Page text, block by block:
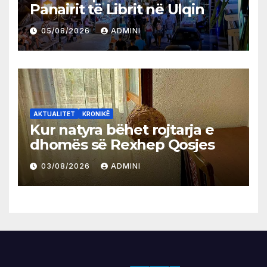
Panairit të Librit në Ulqin
05/08/2026 ADMINI
AKTUALITET KRONIKË
Kur natyra bëhet rojtarja e
dhomës së Rexhep Qosjes
03/08/2026 ADMINI